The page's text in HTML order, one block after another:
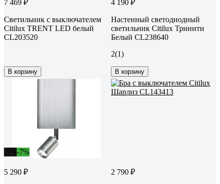
7 469 ₽
Светильник с выключателем
Citilux TRENT LED белый
CL203520
В корзину
4 190 ₽
Настенный светодиодный
светильник Citilux Тринити
Белый CL238640
2(1)
В корзину
-7%
5 290 ₽ 2 790 ₽